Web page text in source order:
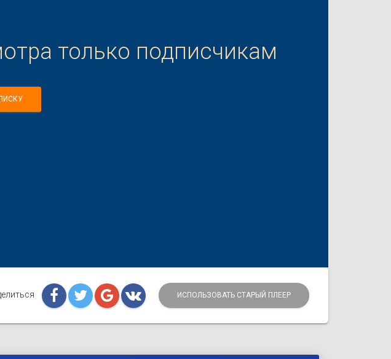
только подписчикам
ИСПОЛЬЗОВАТЬ СТАРЫЙ ПЛЕЕР